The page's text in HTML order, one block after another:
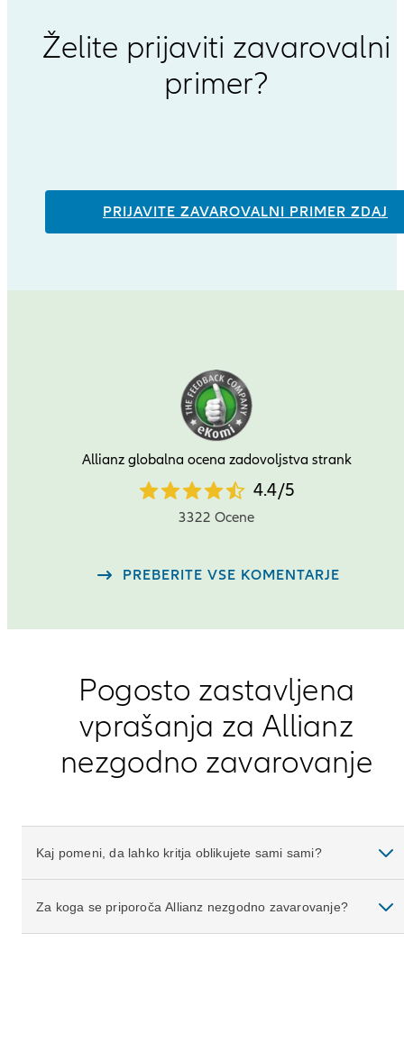
Želite prijaviti zavarovalni
primer?
PRIJAVITE ZAVAROVALNI PRIMER ZDAJ
Allianz globalna ocena zadovoljstva strank
4.4
star
out
4.4/5
3322 Ocene
PREBERITE VSE KOMENTARJE
Pogosto zastavljena
vprašanja za Allianz
nezgodno zavarovanje
Kaj pomeni, da lahko kritja oblikujete sami sami?
Za koga se priporoča Allianz nezgodno zavarovanje?